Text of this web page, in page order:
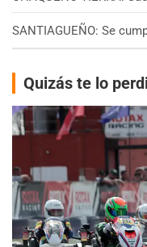
SANTIAGUEÑO: Se
Quizás te lo